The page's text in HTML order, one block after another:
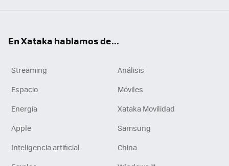
En Xataka hablamos de...
Streaming
Análisis
Espacio
Móviles
Energía
Xataka Movilidad
Apple
Samsung
Inteligencia artificial
China